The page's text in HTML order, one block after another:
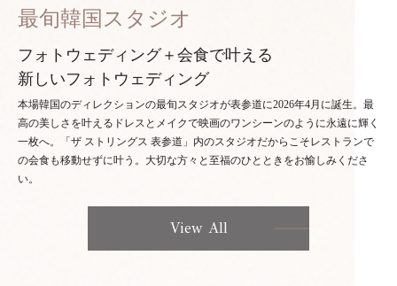
最旬韓国スタジオ
フォトウェディング＋会食で叶える
新しいフォトウェディング
本場韓国のディレクションの最旬スタジオが表参道に2026年4月に誕生。最
高の美しさを叶えるドレスとメイクで映画のワンシーンのように永遠に輝く
一枚へ。「ザ ストリングス 表参道」内のスタジオだからこそレストランで
の会食も移動せずに叶う。大切な方々と至福のひとときをお愉しみくださ
い。
View All